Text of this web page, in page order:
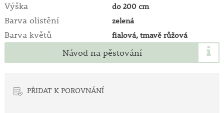
Výška do 200 cm
Barva olistění zelená
Barva květů fialová, tmavě růžová
Návod na pěstování
PŘIDAT K POROVNÁNÍ